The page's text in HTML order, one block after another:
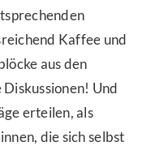
Kaffee und
aus den
Und
erteilen, als
die sich selbst